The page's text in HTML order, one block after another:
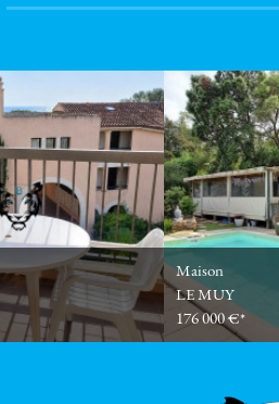
Maison
LE MUY
176 000 €*